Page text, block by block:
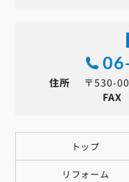
住所
〒530-
FAX
トップ
リフォーム